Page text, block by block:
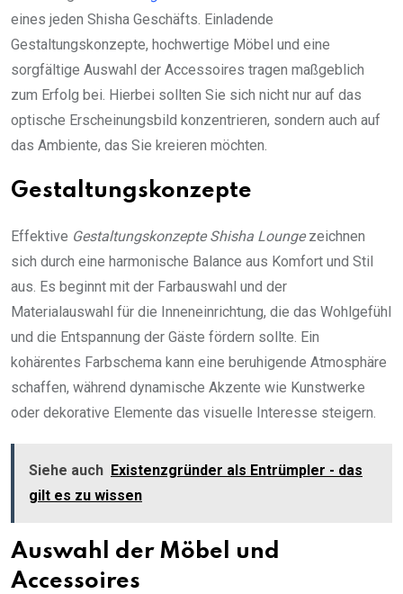
eines jeden Shisha Geschäfts. Einladende
Gestaltungskonzepte, hochwertige Möbel und eine
sorgfältige Auswahl der Accessoires tragen maßgeblich
zum Erfolg bei. Hierbei sollten Sie sich nicht nur auf das
optische Erscheinungsbild konzentrieren, sondern auch auf
das Ambiente, das Sie kreieren möchten.
Gestaltungskonzepte
Effektive Gestaltungskonzepte Shisha Loungezeichnen
sich durch eine harmonische Balance aus Komfort und Stil
aus. Es beginnt mit der Farbauswahl und der
Materialauswahl für die Inneneinrichtung, die das Wohlgefühl
und die Entspannung der Gäste fördern sollte. Ein
kohärentes Farbschema kann eine beruhigende Atmosphäre
schaffen, während dynamische Akzente wie Kunstwerke
oder dekorative Elemente das visuelle Interesse steigern.
Siehe auch Existenzgründer als Entrümpler - das
gilt es zu wissen
Auswahl der Möbel und
Accessoires